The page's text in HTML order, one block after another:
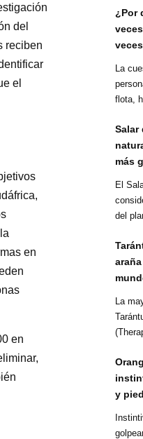
del
reciben
el
en
en
¿Por
La
flota,
Salar
más
El
del
La
y